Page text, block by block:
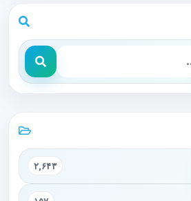
۲,۶۴۳